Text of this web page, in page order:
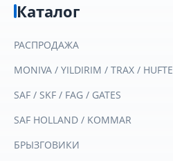
Каталог
РАСПРОДАЖА
MONIVA / YILDIRIM / TRAX / HUFTE
SAF / SKF / FAG / GATES
SAF HOLLAND / KOMMAR
БРЫЗГОВИКИ